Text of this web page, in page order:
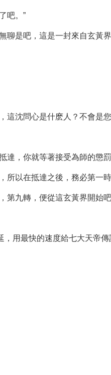
吧。”
聊是吧，這是一封來自玄黃
這沈問心是什麽人？不會是
達，你就等著接受為師的懲
所以在抵達之後，務必第一
第九轉，便從這玄黃界開始
用最快的速度給七大天帝